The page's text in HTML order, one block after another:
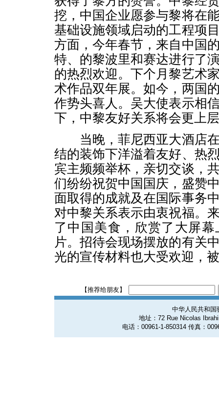
挖，中国企业愿参与黎将在
基础设施领域启动的工程项
方面，今年春节，来自中国
特、的黎波里和赛达进行了
的热烈欢迎。下个月黎艺术
术作品双年展。如今，两国
作势头喜人。吴大使表示相
下，中黎友好关系将会更上
当晚，菲尼西亚大酒店在
结的装饰下洋溢着友好、热
宾主频频举杯，亲切交谈，
们纷纷祝贺中国国庆，盛赞
面取得的成就及在国际事务
对中黎关系表示由衷祝福。
了中国美食，欣赏了大屏
片。招待会现场摆放的有关
光的宣传材料也大受欢迎，
【推荐给朋友】
中华人民共和国
地址：72 Rue Nicolas
电话：00961-1-850314 传真：